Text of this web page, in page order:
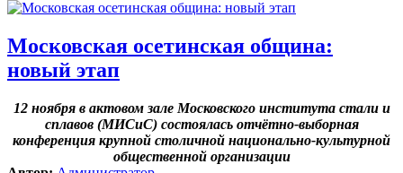
Московская осетинская община:
новый этап
12 ноября в актовом зале Московского института стали и
сплавов (МИСиС) состоялась отчётно-выборная
конференция крупной столичной национально-культурной
общественной организации